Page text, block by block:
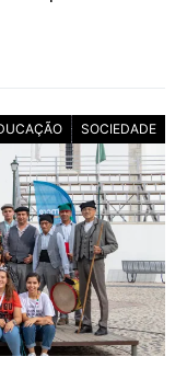
SOCIEDADE